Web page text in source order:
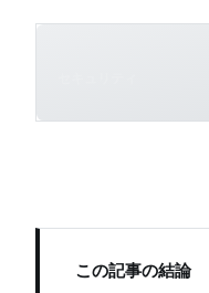
この記事の結論